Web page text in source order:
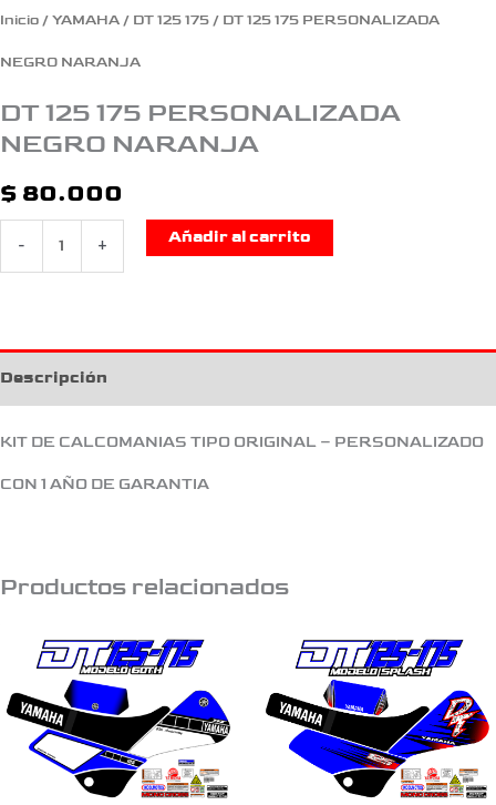
Inicio / YAMAHA / DT 125 175 / DT 125 175 PERSONALIZADA
NEGRO NARANJA
DT 125 175 PERSONALIZADA
NEGRO NARANJA
$ 80.000
- +
Añadir al carrito
Descripción
KIT DE CALCOMANIAS TIPO ORIGINAL – PERSONALIZADO
CON 1 AÑO DE GARANTIA
Productos relacionados